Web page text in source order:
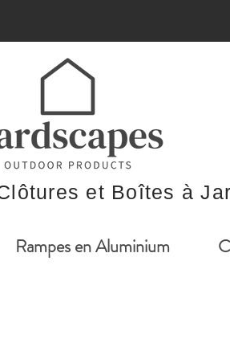
et Boîtes à
Rampes en Aluminium